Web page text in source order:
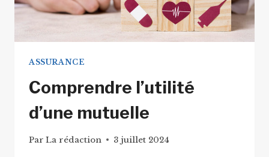
ASSURANCE
Comprendre l’utilité
d’une mutuelle
Par La rédaction 3 juillet 2024